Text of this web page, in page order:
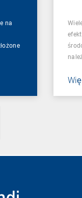
na